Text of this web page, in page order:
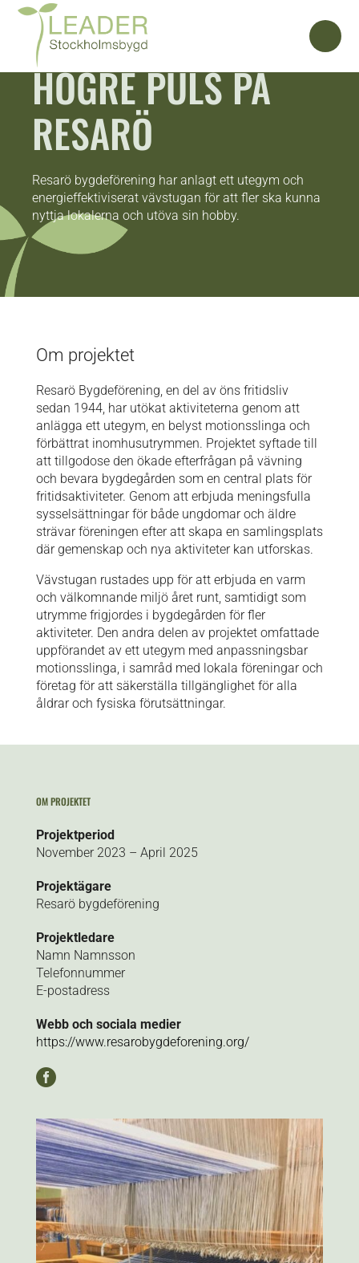
HÖGRE PULS PÅ
RESARÖ
Resarö bygdeförening har anlagt ett utegym och
energieffektiviserat vävstugan för att fler ska kunna
nyttja lokalerna och utöva sin hobby.
Om projektet
Resarö Bygdeförening, en del av öns fritidsliv
sedan 1944, har utökat aktiviteterna genom att
anlägga ett utegym, en belyst motionsslinga och
förbättrat inomhusutrymmen. Projektet syftade till
att tillgodose den ökade efterfrågan på vävning
och bevara bygdegården som en central plats för
fritidsaktiviteter. Genom att erbjuda meningsfulla
sysselsättningar för både ungdomar och äldre
strävar föreningen efter att skapa en samlingsplats
där gemenskap och nya aktiviteter kan utforskas.
Vävstugan rustades upp för att erbjuda en varm
och välkomnande miljö året runt, samtidigt som
utrymme frigjordes i bygdegården för fler
aktiviteter. Den andra delen av projektet omfattade
uppförandet av ett utegym med anpassningsbar
motionsslinga, i samråd med lokala föreningar och
företag för att säkerställa tillgänglighet för alla
åldrar och fysiska förutsättningar.
OM PROJEKTET
Projektperiod
November 2023 – April 2025
Projektägare
Resarö bygdeförening
Projektledare
Namn Namnsson
Telefonnummer
E-postadress
Webb och sociala medier
https://www.resarobygdeforening.org/
